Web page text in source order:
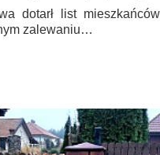
dotarł list mieszkańców
zalewaniu…